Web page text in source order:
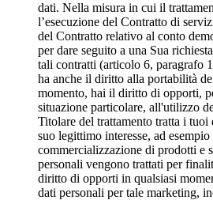
dati. Nella misura in cui il
l’esecuzione del Contratto di
del Contratto relativo al conto
per dare seguito a una Sua
tali contratti (articolo 6, paragrafo
ha anche il diritto alla portabilità
momento, hai il diritto di opporti,
situazione particolare, all'utilizzo
Titolare del trattamento tratta i tuoi
suo legittimo interesse, ad
commercializzazione di prodotti e
personali vengono trattati per
diritto di opporti in qualsiasi
dati personali per tale marketing,